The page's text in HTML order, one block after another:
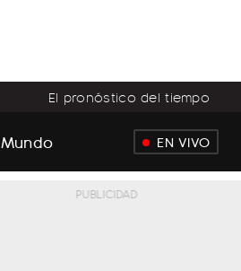
El pronóstico del tiempo
Mundo EN VIVO